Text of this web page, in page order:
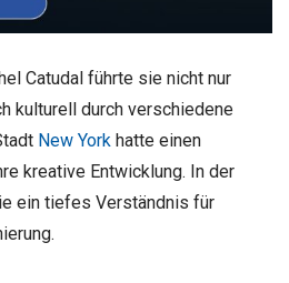
Catudal führte sie nicht nur
kulturell durch verschiedene
New York hatte einen
kreative Entwicklung. In der
ein tiefes Verständnis für